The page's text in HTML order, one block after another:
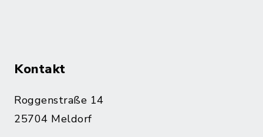
Kontakt
Roggenstraße 14
25704 Meldorf